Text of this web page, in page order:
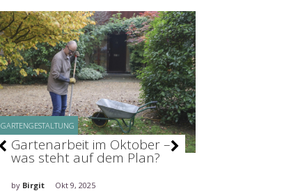
GARTENGESTALTUNG
Gartenarbeit im Oktober –
was steht auf dem Plan?
by Birgit Okt 9, 2025